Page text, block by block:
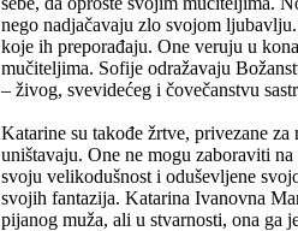
nego nadjačavaju zlo svojom
koje ih preporađaju. One veruju u
mučiteljima. Sofije odražavaju
– živog, svevidećeg i čovečanstvu
Katarine su takođe žrtve, privezane
uništavaju. One ne mogu zaboraviti
svoju velikodušnost i oduševljene
svojih fantazija. Katarina Ivanovna
pijanog muža, ali u stvarnosti, ona ga